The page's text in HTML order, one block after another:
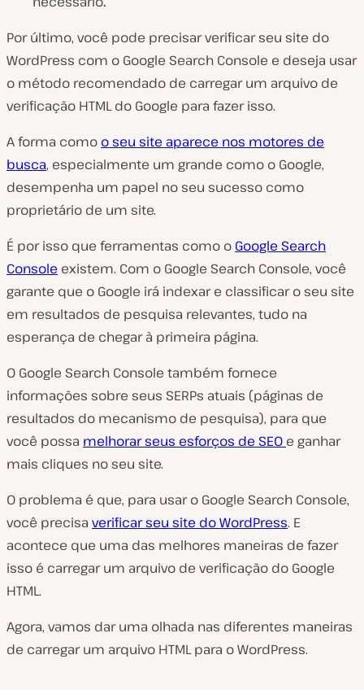
Por último, você pode precisar verificar seu site do
WordPress com o Google Search Console e deseja usar
o método recomendado de carregar um arquivo de
verificação HTML do Google para fazer isso.
A forma como o seu site aparece nos motores de
busca, especialmente um grande como o Google,
desempenha um papel no seu sucesso como
proprietário de um site.
É por isso que ferramentas como o Google Search
Console existem. Com o Google Search Console, você
garante que o Google irá indexar e classificar o seu site
em resultados de pesquisa relevantes, tudo na
esperança de chegar à primeira página.
O Google Search Console também fornece
informações sobre seus SERPs atuais (páginas de
resultados do mecanismo de pesquisa), para que
você possa melhorar seus esforços de SEO e ganhar
mais cliques no seu site.
O problema é que, para usar o Google Search Console,
você precisa verificar seu site do WordPress. E
acontece que uma das melhores maneiras de fazer
isso é carregar um arquivo de verificação do Google
HTML.
Agora, vamos dar uma olhada nas diferentes maneiras
de carregar um arquivo HTML para o WordPress.